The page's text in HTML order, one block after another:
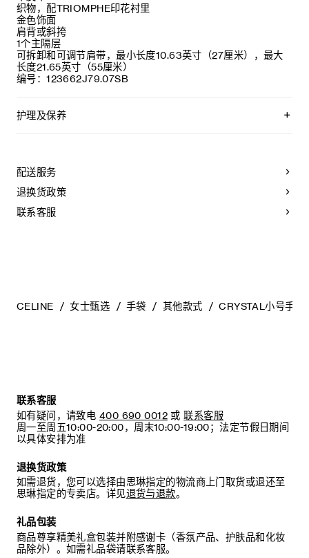
织物，配TRIOMPHE印花衬里
金色饰面
肩背或斜挎
1个主隔层
可拆卸和可调节肩带，最小长度10.63英寸（27厘米），最大
长度21.65英寸（55厘米）
编号：123662J79.07SB
护理及保养
建议您：
- 防止潮湿；避免接触液体、护手霜、洗手液、化妆品及香水。
如果您的手袋不慎接触到水或上述物质，请用干燥且不带绒毛
配送服务
退换货政策
联系客服
CELINE 女士甄选 手袋 其他款式 CRYSTAL小号手拿
联系客服
如有疑问，请致电 400 690 0012 或 联系客服
周一至周五10:00-20:00，周末10:00-19:00；法定节假日期间
以具体安排为准
退换货政策
如需退货，您可以选择由思琳指定的物流商上门取货或退还至
思琳指定的专卖店。详见退货与退款。
礼品包装
商品尊享精美礼盒包装并附感谢卡（香氛产品、护肤品和化妆
品除外）。如需礼品袋请联系客服。